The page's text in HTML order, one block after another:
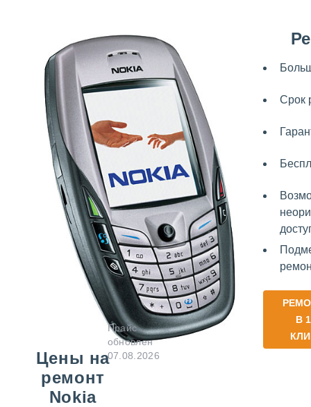
Срок
В 1
Цены на
ремонт
Nokia
Прайс
обновлен
07.08.2026